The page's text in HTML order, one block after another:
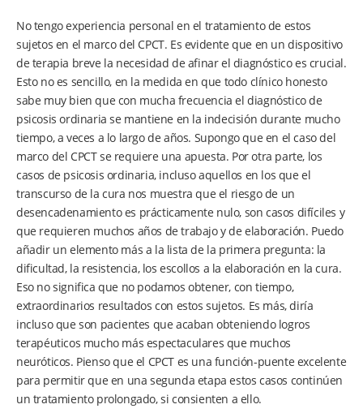
No tengo experiencia personal en el tratamiento de estos
sujetos en el marco del CPCT. Es evidente que en un dispositivo
de terapia breve la necesidad de afinar el diagnóstico es crucial.
Esto no es sencillo, en la medida en que todo clínico honesto
sabe muy bien que con mucha frecuencia el diagnóstico de
psicosis ordinaria se mantiene en la indecisión durante mucho
tiempo, a veces a lo largo de años. Supongo que en el caso del
marco del CPCT se requiere una apuesta. Por otra parte, los
casos de psicosis ordinaria, incluso aquellos en los que el
transcurso de la cura nos muestra que el riesgo de un
desencadenamiento es prácticamente nulo, son casos difíciles y
que requieren muchos años de trabajo y de elaboración. Puedo
añadir un elemento más a la lista de la primera pregunta: la
dificultad, la resistencia, los escollos a la elaboración en la cura.
Eso no significa que no podamos obtener, con tiempo,
extraordinarios resultados con estos sujetos. Es más, diría
incluso que son pacientes que acaban obteniendo logros
terapéuticos mucho más espectaculares que muchos
neuróticos. Pienso que el CPCT es una función-puente excelente
para permitir que en una segunda etapa estos casos continúen
un tratamiento prolongado, si consienten a ello.